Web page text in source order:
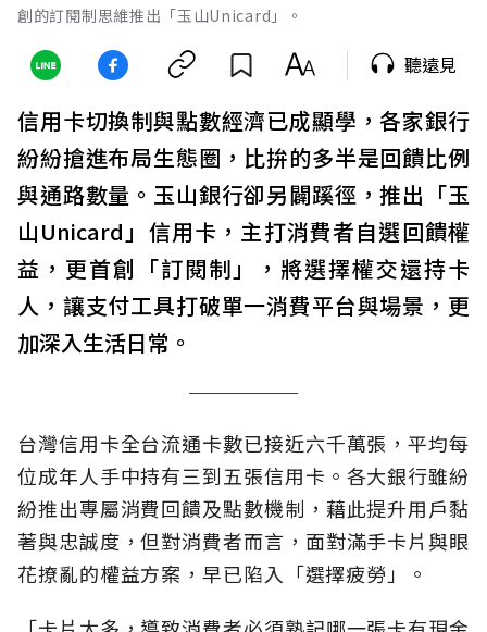
創的訂閱制思維推出「玉山Unicard」。
聽遠見
信用卡切換制與點數經濟已成顯學，各家銀行
紛紛搶進布局生態圈，比拚的多半是回饋比例
與通路數量。玉山銀行卻另闢蹊徑，推出「玉
山Unicard」信用卡，主打消費者自選回饋權
益，更首創「訂閱制」，將選擇權交還持卡
人，讓支付工具打破單一消費平台與場景，更
加深入生活日常。
台灣信用卡全台流通卡數已接近六千萬張，平均每
位成年人手中持有三到五張信用卡。各大銀行雖紛
紛推出專屬消費回饋及點數機制，藉此提升用戶黏
著與忠誠度，但對消費者而言，面對滿手卡片與眼
花撩亂的權益方案，早已陷入「選擇疲勞」。